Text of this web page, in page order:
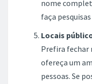
nome
faça
Locais
Prefira fechar
ofereça um
pessoas. Se